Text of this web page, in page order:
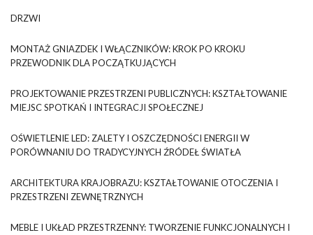
DRZWI
MONTAŻ GNIAZDEK I WŁĄCZNIKÓW: KROK PO KROKU
PRZEWODNIK DLA POCZĄTKUJĄCYCH
PROJEKTOWANIE PRZESTRZENI PUBLICZNYCH: KSZTAŁTOWANIE
MIEJSC SPOTKAŃ I INTEGRACJI SPOŁECZNEJ
OŚWIETLENIE LED: ZALETY I OSZCZĘDNOŚCI ENERGII W
PORÓWNANIU DO TRADYCYJNYCH ŹRÓDEŁ ŚWIATŁA
ARCHITEKTURA KRAJOBRAZU: KSZTAŁTOWANIE OTOCZENIA I
PRZESTRZENI ZEWNĘTRZNYCH
MEBLE I UKŁAD PRZESTRZENNY: TWORZENIE FUNKCJONALNYCH I